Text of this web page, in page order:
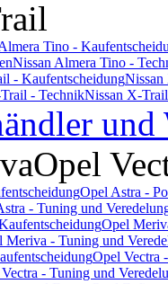
Tino -
Nissan Almera Tino -
- KaufentscheidungNissan
- TechnikNissan X-
und
Opel
Opel Astra -
- Tuning und
Opel
Meriva - Tuning und
Opel Vectra
- Tuning und